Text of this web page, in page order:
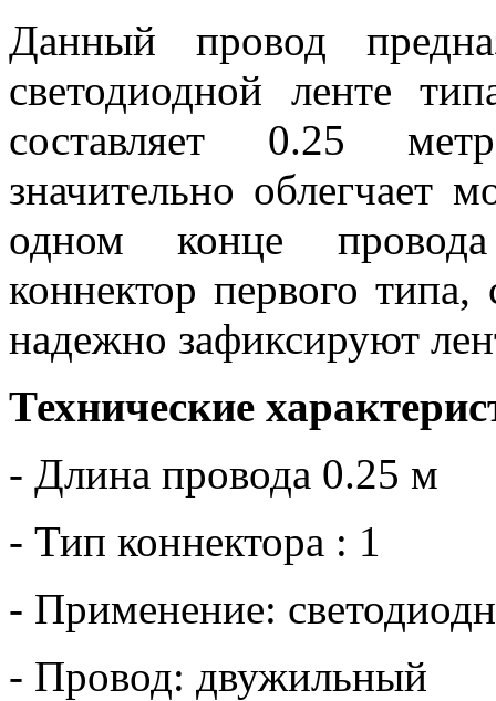
Данный провод
светодиодной ленте
составляет 0.25
значительно облегчает
одном конце
коннектор первого
надежно зафиксируют
Технические
- Длина провода 0.25 м
- Тип коннектора : 1
- Применение:
- Провод: двужильный